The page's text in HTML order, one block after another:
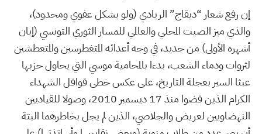
إن رفع شعار “ديقاج” الريادي (ولو بشكل عفوي ومحدود)،
والذي ميز الصيت المحلي والعالمي للمسار الثوري التونسي (إبان
أشهره الأولى) من جديد، في وجه أعدائه المتغطرسين والمتعطشين
لثروات ودماء الشعب، بدءا بالمحامية موسي التي يحاول حزبها
عبثا السير بعجلة التاريخ، على عكس خطى قوافل الشهداء
الكرام الذين قضوا منذ 17 ديسمبر 2010، وصولا للقياديين
النهضاويين لعريض والجلاصي، الذين لم يجل بخاطرهما البتة